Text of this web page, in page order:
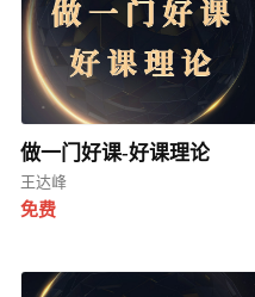
做一门好课-好课理论
王达峰
免费